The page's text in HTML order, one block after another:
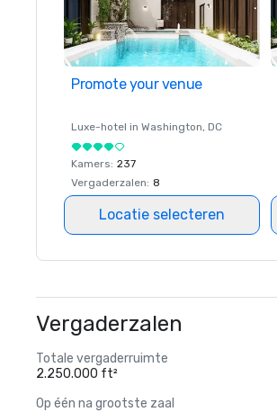
Promote your venue
Luxe-hotel in Washington, DC
Kamers: 237
Vergaderzalen: 8
Locatie selecteren
Vergaderzalen
Totale vergaderruimte
2.250.000 ft²
Op één na grootste zaal